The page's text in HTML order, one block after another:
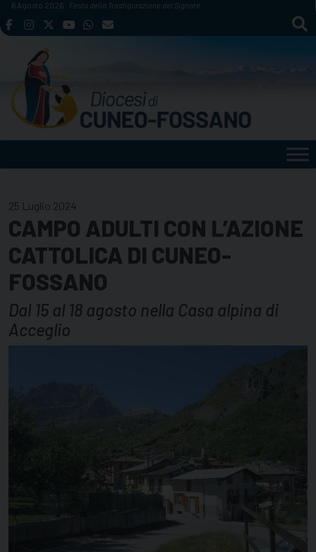
Skip
to
6 Agosto 2026 Festa della Trasfigurazione del Signore
25 Luglio 2024
CAMPO ADULTI CON L’AZIONE
CATTOLICA DI CUNEO-
FOSSANO
Dal 15 al 18 agosto nella Casa alpina di
Acceglio